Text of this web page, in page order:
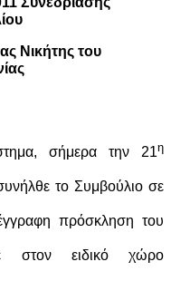
Νικήτης του
σήμερα την 21η
το Συμβούλιο σε
πρόσκληση του
στον ειδικό χώρο